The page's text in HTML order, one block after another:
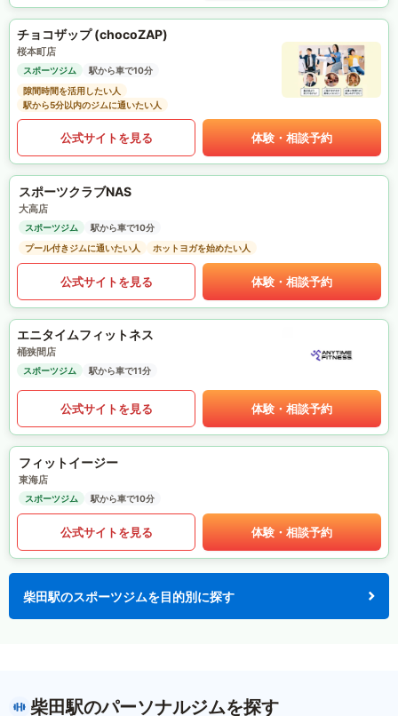
チョコザップ (chocoZAP)
桜本町店
スポーツジム
駅から車で10分
隙間時間を活用したい人
駅から5分以内のジムに通いたい人
公式サイトを見る 体験・相談予約
スポーツクラブNAS
大高店
スポーツジム
駅から車で10分
プール付きジムに通いたい人
ホットヨガを始めたい人
公式サイトを見る 体験・相談予約
エニタイムフィットネス
桶狭間店
スポーツジム 駅から車で11分
公式サイトを見る 体験・相談予約
フィットイージー
東海店
スポーツジム 駅から車で10分
公式サイトを見る 体験・相談予約
柴田駅のスポーツジムを目的別に探す
柴田駅のパーソナルジムを探す